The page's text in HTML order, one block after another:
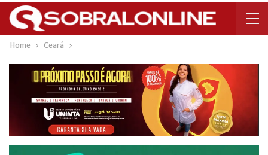
Home Ceará